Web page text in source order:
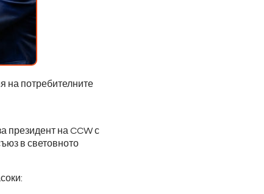
на потребителните
президент на CCW с
в световното